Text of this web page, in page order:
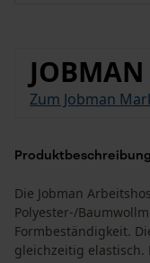
JOBMAN
Zum Jobman
Produktbeschreibung
Die Jobman
Polyester-/
Formbeständigkeit.
gleichzeitig elastisch.